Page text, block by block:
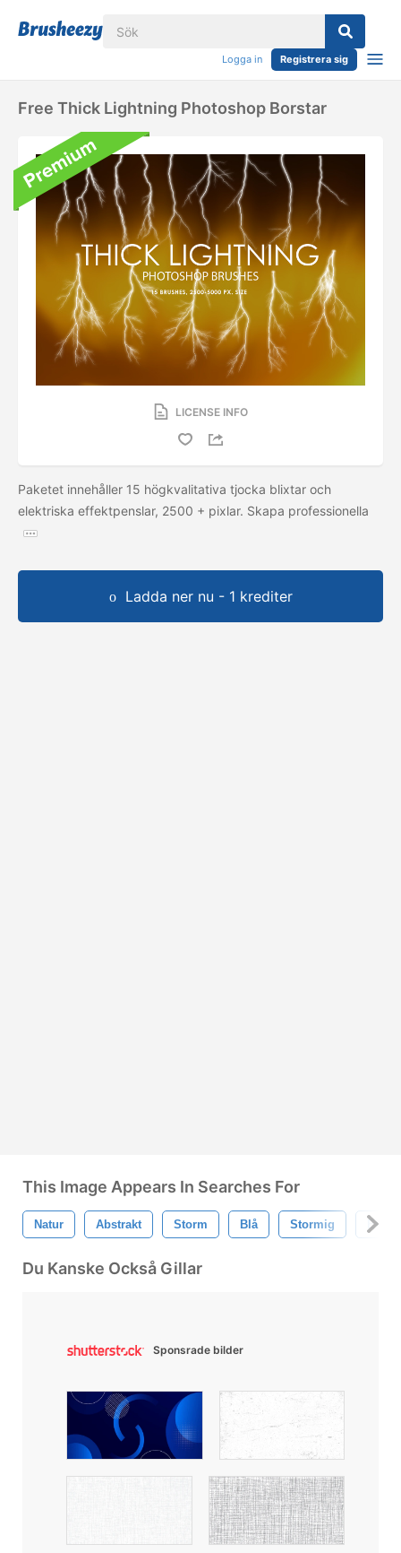
Logga in Registrera sig
Free Thick Lightning Photoshop Borstar
LICENSE INFO
Paketet innehåller 15 högkvalitativa tjocka blixtar och
elektriska effektpenslar, 2500 + pixlar. Skapa professionella
Ladda ner nu - 1 krediter
This Image Appears In Searches For
Natur Abstrakt Storm Blå Stormig
Du Kanske Också Gillar
Sponsrade bilder